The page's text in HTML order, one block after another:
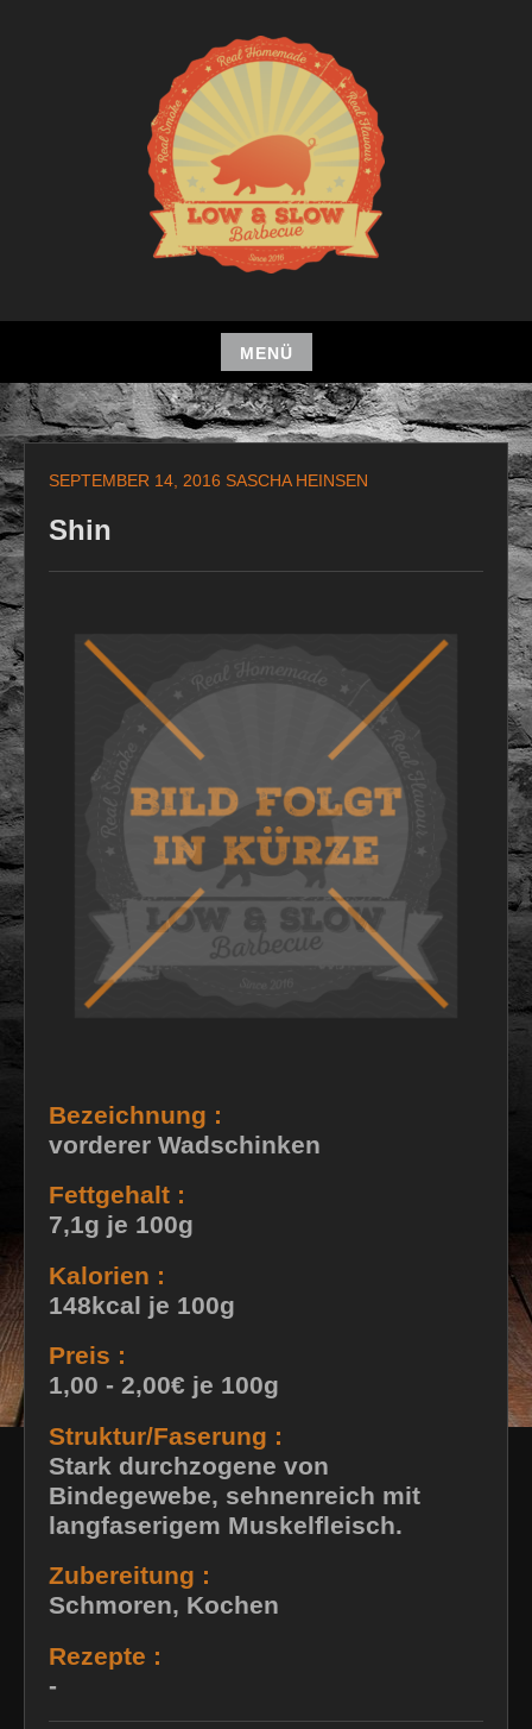
MENÜ
Zum
Inhalt
SEPTEMBER 14, 2016 SASCHA HEINSEN
Shin
Bezeichnung :
vorderer Wadschinken
Fettgehalt :
7,1g je 100g
Kalorien :
148kcal je 100g
Preis :
1,00 - 2,00€ je 100g
Struktur/Faserung :
Stark durchzogene von
Bindegewebe, sehnenreich mit
langfaserigem Muskelfleisch.
Zubereitung :
Schmoren, Kochen
Rezepte :
-